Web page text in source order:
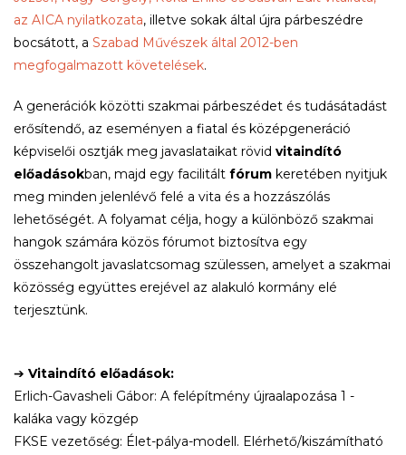
az AICA nyilatkozata, illetve sokak által újra párbeszédre
bocsátott, a Szabad Művészek által 2012-ben
megfogalmazott követelések.
A generációk közötti szakmai párbeszédet és tudásátadást
erősítendő, az eseményen a fiatal és középgeneráció
képviselői osztják meg javaslataikat rövid vitaindító
előadásokban, majd egy facilitált fórum keretében nyitjuk
meg minden jelenlévő felé a vita és a hozzászólás
lehetőségét. A folyamat célja, hogy a különböző szakmai
hangok számára közös fórumot biztosítva egy
összehangolt javaslatcsomag szülessen, amelyet a szakmai
közösség együttes erejével az alakuló kormány elé
terjesztünk.
➔ Vitaindító előadások:
Erlich-Gavasheli Gábor: A felépítmény újraalapozása 1 -
kaláka vagy közgép
FKSE vezetőség: Élet-pálya-modell. Elérhető/kiszámítható